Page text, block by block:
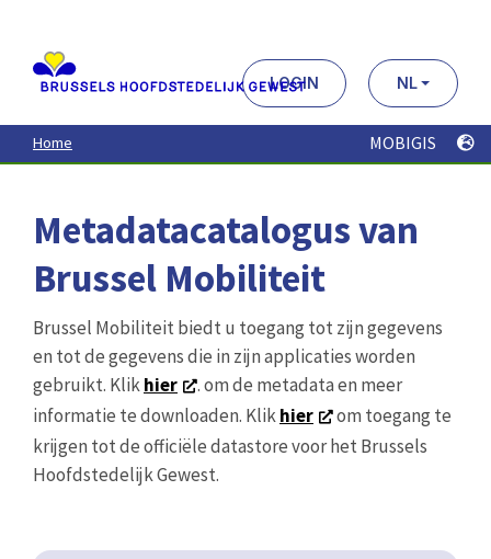
contenu
principal
LOGIN NL
Home MOBIGIS
Metadatacatalogus van
Brussel Mobiliteit
Brussel Mobiliteit biedt u toegang tot zijn gegevens
en tot de gegevens die in zijn applicaties worden
gebruikt. Klikhier
. om de metadata en meer
informatie te downloaden. Klikhier
om toegang te
krijgen tot de officiële datastore voor het Brussels
Hoofdstedelijk Gewest.